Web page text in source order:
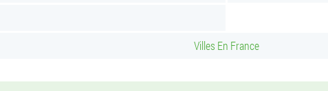
Villes En France